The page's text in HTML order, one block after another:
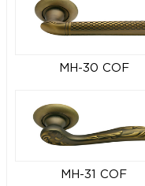
MH-30 COF
MH-31 COF